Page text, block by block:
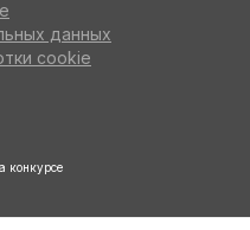
данных
cookie
конкурсе